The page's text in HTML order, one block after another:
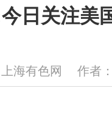
日关注美
海有色网 作者